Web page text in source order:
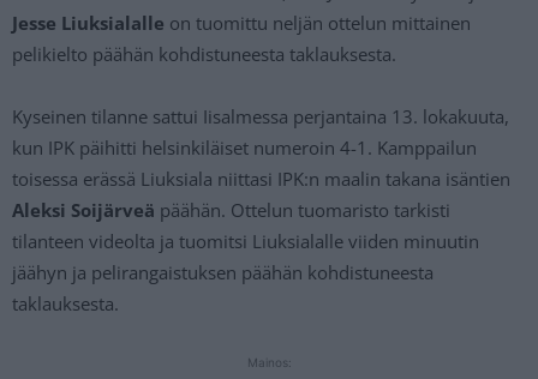
Jesse Liuksialalle on tuomittu neljän ottelun mittainen
pelikielto päähän kohdistuneesta taklauksesta.
Kyseinen tilanne sattui Iisalmessa perjantaina 13. lokakuuta,
kun IPK päihitti helsinkiläiset numeroin 4-1. Kamppailun
toisessa erässä Liuksiala niittasi IPK:n maalin takana isäntien
Aleksi Soijärveä päähän. Ottelun tuomaristo tarkisti
tilanteen videolta ja tuomitsi Liuksialalle viiden minuutin
jäähyn ja pelirangaistuksen päähän kohdistuneesta
taklauksesta.
Mainos: